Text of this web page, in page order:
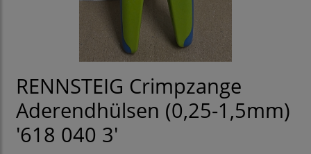
RENNSTEIG Crimpzange
Aderendhülsen (0,25-1,5mm)
'618 040 3'